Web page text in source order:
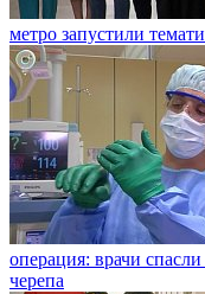
метро запустили
операция: врачи
черепа